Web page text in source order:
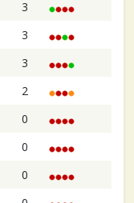
3
3
3
2
0
0
0